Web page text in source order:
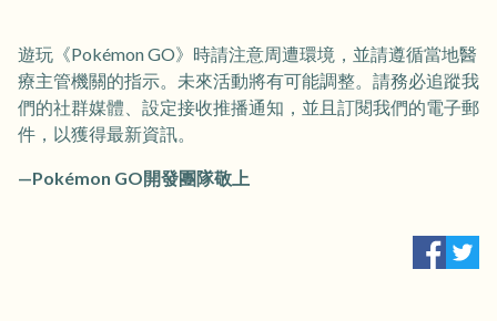
遊玩《Pokémon GO》時請注意周遭環境，並請遵循當地醫
療主管機關的指示。未來活動將有可能調整。請務必追蹤我
們的社群媒體、設定接收推播通知，並且訂閱我們的電子郵
件，以獲得最新資訊。
—Pokémon GO開發團隊敬上